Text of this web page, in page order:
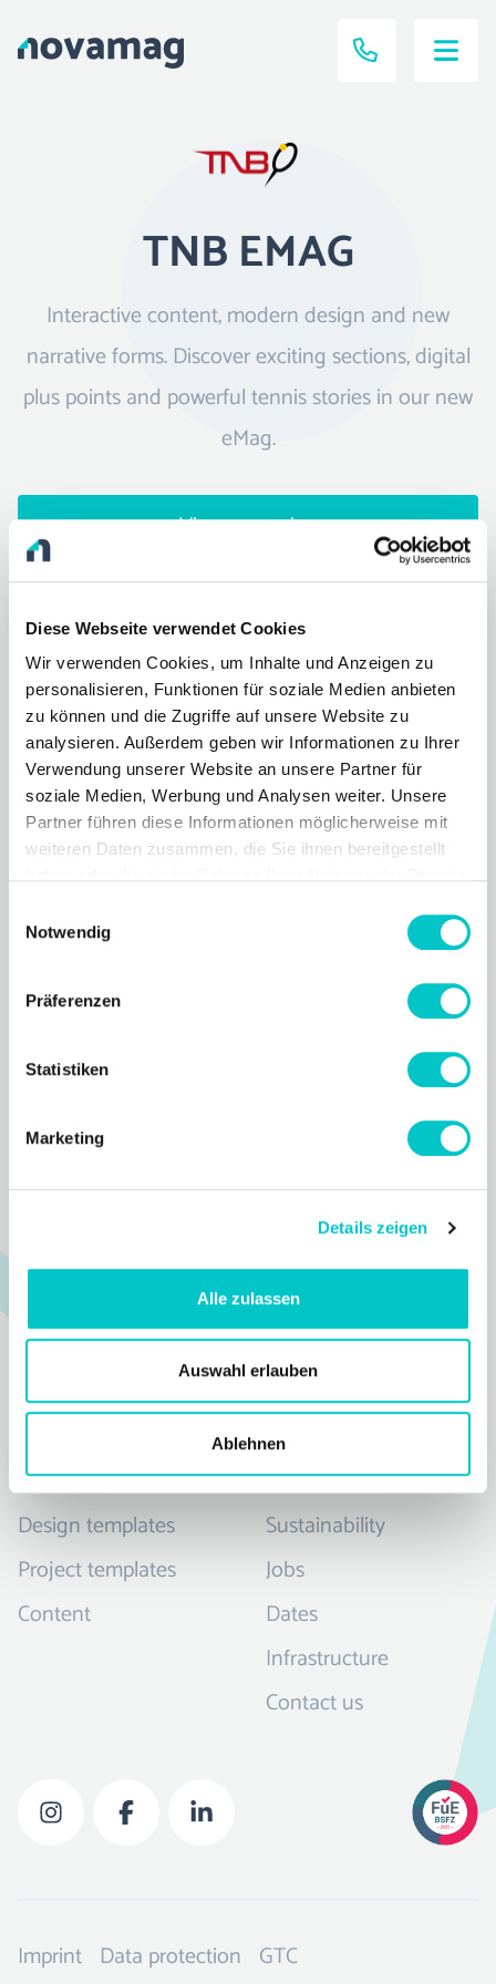
Diese Webseite verwendet Cookies
Wir verwenden Cookies, um Inhalte und Anzeigen zu
personalisieren, Funktionen für soziale Medien anbieten
zu können und die Zugriffe auf unsere Website zu
analysieren. Außerdem geben wir Informationen zu Ihrer
Verwendung unserer Website an unsere Partner für
soziale Medien, Werbung und Analysen weiter. Unsere
Partner führen diese Informationen möglicherweise mit
weiteren Daten zusammen, die Sie ihnen bereitgestellt
Notwendig
Präferenzen
Statistiken
Marketing
Details zeigen
Alle zulassen
Auswahl erlauben
Ablehnen
TNB EMAG
Interactive content, modern design and new
narrative forms. Discover exciting sections, digital
plus points and powerful tennis stories in our new
eMag.
View magazine
GET STARTED
Login
Register
Blog
Help Center
Status
Changelog
Newsletter
FAQ
RESOURCES
References
Design templates
Project templates
Content
About us
Sustainability
Jobs
Dates
Infrastructure
Contact us
Imprint Data protection GTC